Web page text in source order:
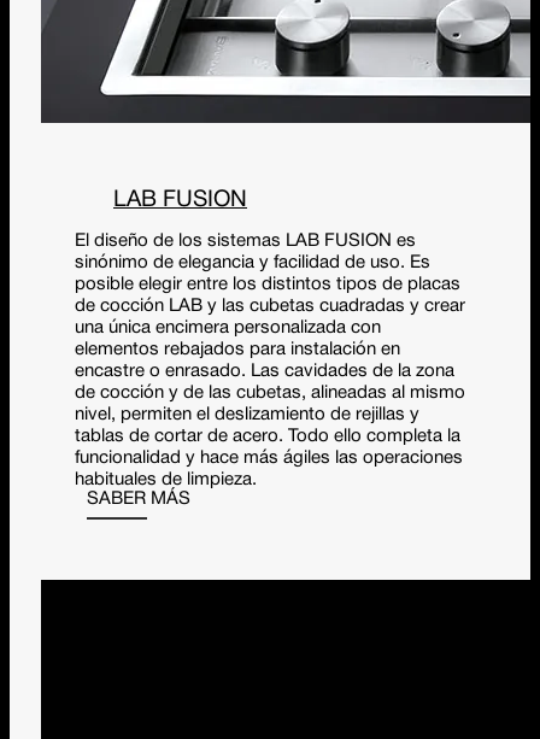
LAB FUSION
El diseño de los sistemas LAB FUSION es
sinónimo de elegancia y facilidad de uso. Es
posible elegir entre los distintos tipos de placas
de cocción LAB y las cubetas cuadradas y crear
una única encimera personalizada con
elementos rebajados para instalación en
encastre o enrasado. Las cavidades de la zona
de cocción y de las cubetas, alineadas al mismo
nivel, permiten el deslizamiento de rejillas y
tablas de cortar de acero. Todo ello completa la
funcionalidad y hace más ágiles las operaciones
habituales de limpieza.
SABER MÁS